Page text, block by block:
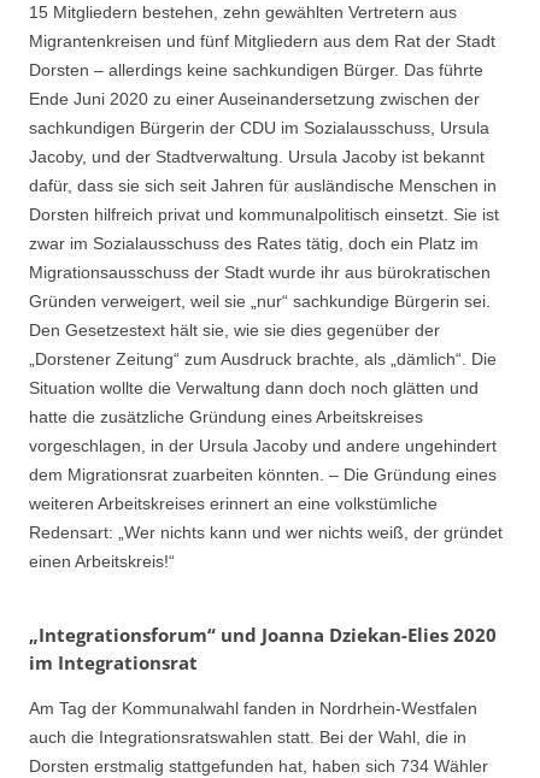
15 Mitgliedern bestehen, zehn gewählten Vertretern aus
Migrantenkreisen und fünf Mitgliedern aus dem Rat der Stadt
Dorsten – allerdings keine sachkundigen Bürger. Das führte
Ende Juni 2020 zu einer Auseinandersetzung zwischen der
sachkundigen Bürgerin der CDU im Sozialausschuss, Ursula
Jacoby, und der Stadtverwaltung. Ursula Jacoby ist bekannt
dafür, dass sie sich seit Jahren für ausländische Menschen in
Dorsten hilfreich privat und kommunalpolitisch einsetzt. Sie ist
zwar im Sozialausschuss des Rates tätig, doch ein Platz im
Migrationsausschuss der Stadt wurde ihr aus bürokratischen
Gründen verweigert, weil sie „nur“ sachkundige Bürgerin sei.
Den Gesetzestext hält sie, wie sie dies gegenüber der
„Dorstener Zeitung“ zum Ausdruck brachte, als „dämlich“. Die
Situation wollte die Verwaltung dann doch noch glätten und
hatte die zusätzliche Gründung eines Arbeitskreises
vorgeschlagen, in der Ursula Jacoby und andere ungehindert
dem Migrationsrat zuarbeiten könnten. – Die Gründung eines
weiteren Arbeitskreises erinnert an eine volkstümliche
Redensart: „Wer nichts kann und wer nichts weiß, der gründet
einen Arbeitskreis!“
„Integrationsforum“ und Joanna Dziekan-Elies 2020
im Integrationsrat
Am Tag der Kommunalwahl fanden in Nordrhein-Westfalen
auch die Integrationsratswahlen statt. Bei der Wahl, die in
Dorsten erstmalig stattgefunden hat, haben sich 734 Wähler